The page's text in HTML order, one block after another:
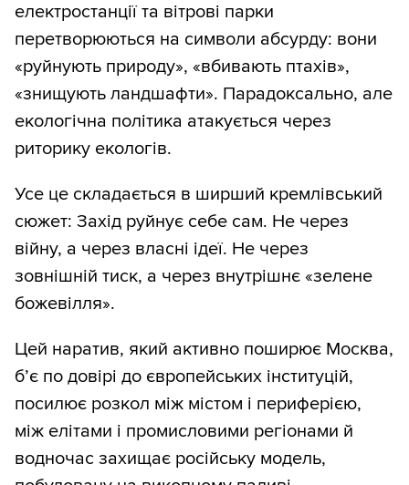
електростанції та вітрові парки
перетворюються на символи абсурду: вони
«руйнують природу», «вбивають птахів»,
«знищують ландшафти». Парадоксально, але
екологічна політика атакується через
риторику екологів.
Усе це складається в ширший кремлівський
сюжет: Захід руйнує себе сам. Не через
війну, а через власні ідеї. Не через
зовнішній тиск, а через внутрішнє «зелене
божевілля».
Цей наратив, який активно поширює Москва,
б’є по довірі до європейських інституцій,
посилює розкол між містом і периферією,
між елітами і промисловими регіонами й
водночас захищає російську модель,